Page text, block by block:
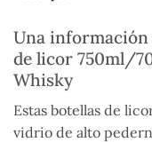
Una información
de licor 750ml/
Whisky
Estas botellas de
vidrio de alto